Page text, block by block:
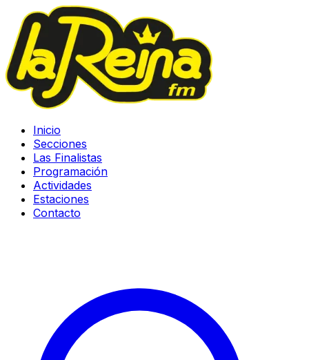
Inicio
Secciones
Las Finalistas
Programación
Actividades
Estaciones
Contacto